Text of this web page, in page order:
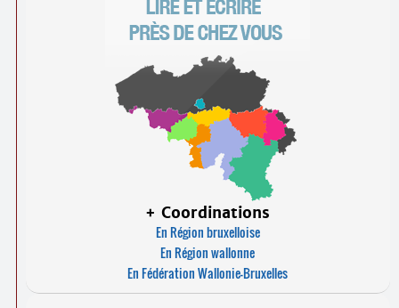
+ Coordinations
En Région bruxelloise
En Région wallonne
En Fédération Wallonie-Bruxelles